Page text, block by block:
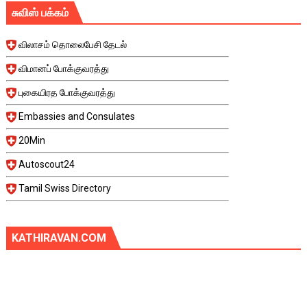
சுவிஸ் பக்கம்
விலாசம் தொலைபேசி தேடல்
விமானப் போக்குவரத்து
புகையிரத போக்குவரத்து
Embassies and Consulates
20Min
Autoscout24
Tamil Swiss Directory
KATHIRAVAN.COM